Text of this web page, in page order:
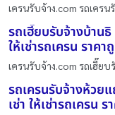
เครนรับจ้าง.com รถเครน
รถเฮี๊ยบรับจ้างบ้านธิ
ให้เช่ารถเครน ราคา
เครนรับจ้าง.com รถเฮี๊ย
รถเครนรับจ้างห้วย
เช่า ให้เช่ารถเครน ร